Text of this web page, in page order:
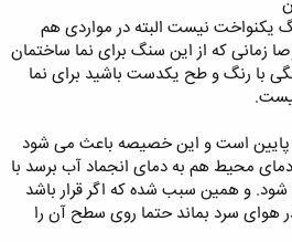
یکنواخت نیست البته در مواردی هم
که از این سنگ برای نما ساختمان
با رنگ و طح یکدست باشید برای نما
پایین است و این خصیصه باعث می شود
محیط هم به دمای انجماد آب برسد با
و همین سبب شده که اگر قرار باشد
هوای سرد بماند حتما روی سطح آن را